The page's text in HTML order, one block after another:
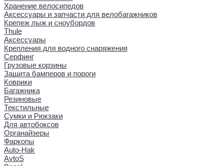
Хранение велосипедов
Аксессуары и запчасти для велобагажников
Крепеж лыж и сноубордов
Thule
Аксессуары
Крепления для водного снаряжения
Серфинг
Грузовые корзины
Защита бамперов и пороги
Коврики
Багажника
Резиновые
Текстильные
Сумки и Рюкзаки
Для автобоксов
Органайзеры
Фаркопы
Auto-Hak
AvtoS